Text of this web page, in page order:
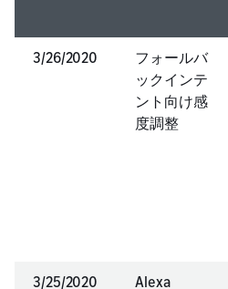
3/26/2020
フォールバ
ックインテ
ント向け感
度調整
3/25/2020 Alexa